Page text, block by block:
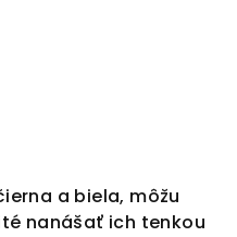
a biela, môžu
nanášať ich tenkou